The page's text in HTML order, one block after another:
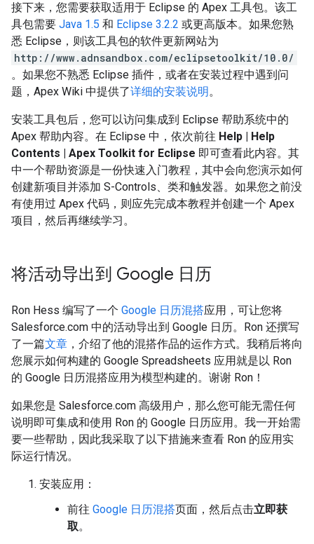
接下来，您需要获取适用于 Eclipse 的 Apex 工具包。该工
具包需要 Java 1.5 和 Eclipse 3.2.2 或更高版本。如果您熟
悉 Eclipse，则该工具包的软件更新网站为
http://www.adnsandbox.com/eclipsetoolkit/10.0/
。如果您不熟悉 Eclipse 插件，或者在安装过程中遇到问
题，Apex Wiki 中提供了详细的安装说明。
安装工具包后，您可以访问集成到 Eclipse 帮助系统中的
Apex 帮助内容。在 Eclipse 中，依次前往 Help | Help
Contents | Apex Toolkit for Eclipse 即可查看此内容。其
中一个帮助资源是一份快速入门教程，其中会向您演示如何
创建新项目并添加 S-Controls、类和触发器。如果您之前没
有使用过 Apex 代码，则应先完成本教程并创建一个 Apex
项目，然后再继续学习。
将活动导出到 Google 日历
Ron Hess 编写了一个 Google 日历混搭应用，可让您将
Salesforce.com 中的活动导出到 Google 日历。Ron 还撰写
了一篇文章 ，介绍了他的混搭作品的运作方式。我稍后将向
您展示如何构建的 Google Spreadsheets 应用就是以 Ron
的 Google 日历混搭应用为模型构建的。谢谢 Ron！
如果您是 Salesforce.com 高级用户，那么您可能无需任何
说明即可集成和使用 Ron 的 Google 日历应用。我一开始需
要一些帮助，因此我采取了以下措施来查看 Ron 的应用实
际运行情况。
安装应用：
前往 Google 日历混搭页面，然后点击立即获
取。